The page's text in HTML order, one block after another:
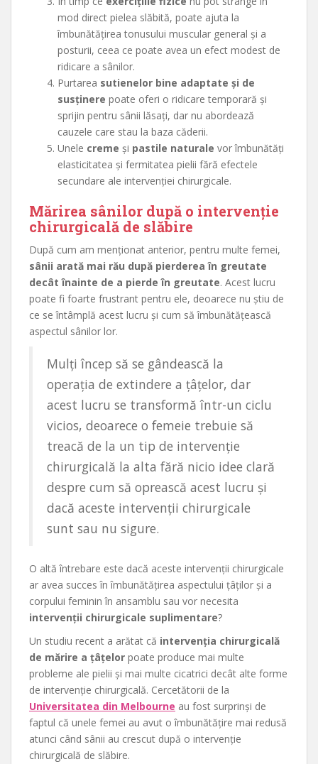
mod direct pielea slăbită, poate ajuta la
îmbunătățirea tonusului muscular general și a
posturii, ceea ce poate avea un efect modest de
ridicare a sânilor.
Purtarea sutienelor bine adaptate și de
susținere poate oferi o ridicare temporară și
sprijin pentru sânii lăsați, dar nu abordează
cauzele care stau la baza căderii.
Unele creme și pastile naturale vor îmbunătăți
elasticitatea și fermitatea pielii fără efectele
secundare ale intervenției chirurgicale.
Mărirea sânilor după o intervenție
chirurgicală de slăbire
După cum am menționat anterior, pentru multe femei,
sânii arată mai rău după pierderea în greutate
decât înainte de a pierde în greutate. Acest lucru
poate fi foarte frustrant pentru ele, deoarece nu știu de
ce se întâmplă acest lucru și cum să îmbunătățească
aspectul sânilor lor.
Mulți încep să se gândească la
operația de extindere a țâțelor, dar
acest lucru se transformă într-un ciclu
vicios, deoarece o femeie trebuie să
treacă de la un tip de intervenție
chirurgicală la alta fără nicio idee clară
despre cum să oprească acest lucru și
dacă aceste intervenții chirurgicale
sunt sau nu sigure.
O altă întrebare este dacă aceste intervenții chirurgicale
ar avea succes în îmbunătățirea aspectului țâților și a
corpului feminin în ansamblu sau vor necesita
intervenții chirurgicale suplimentare?
Un studiu recent a arătat că intervenția chirurgicală
de mărire a țâțelor poate produce mai multe
probleme ale pielii și mai multe cicatrici decât alte forme
de intervenție chirurgicală. Cercetătorii de la
Universitatea din Melbourne au fost surprinși de
faptul că unele femei au avut o îmbunătățire mai redusă
atunci când sânii au crescut după o intervenție
chirurgicală de slăbire.